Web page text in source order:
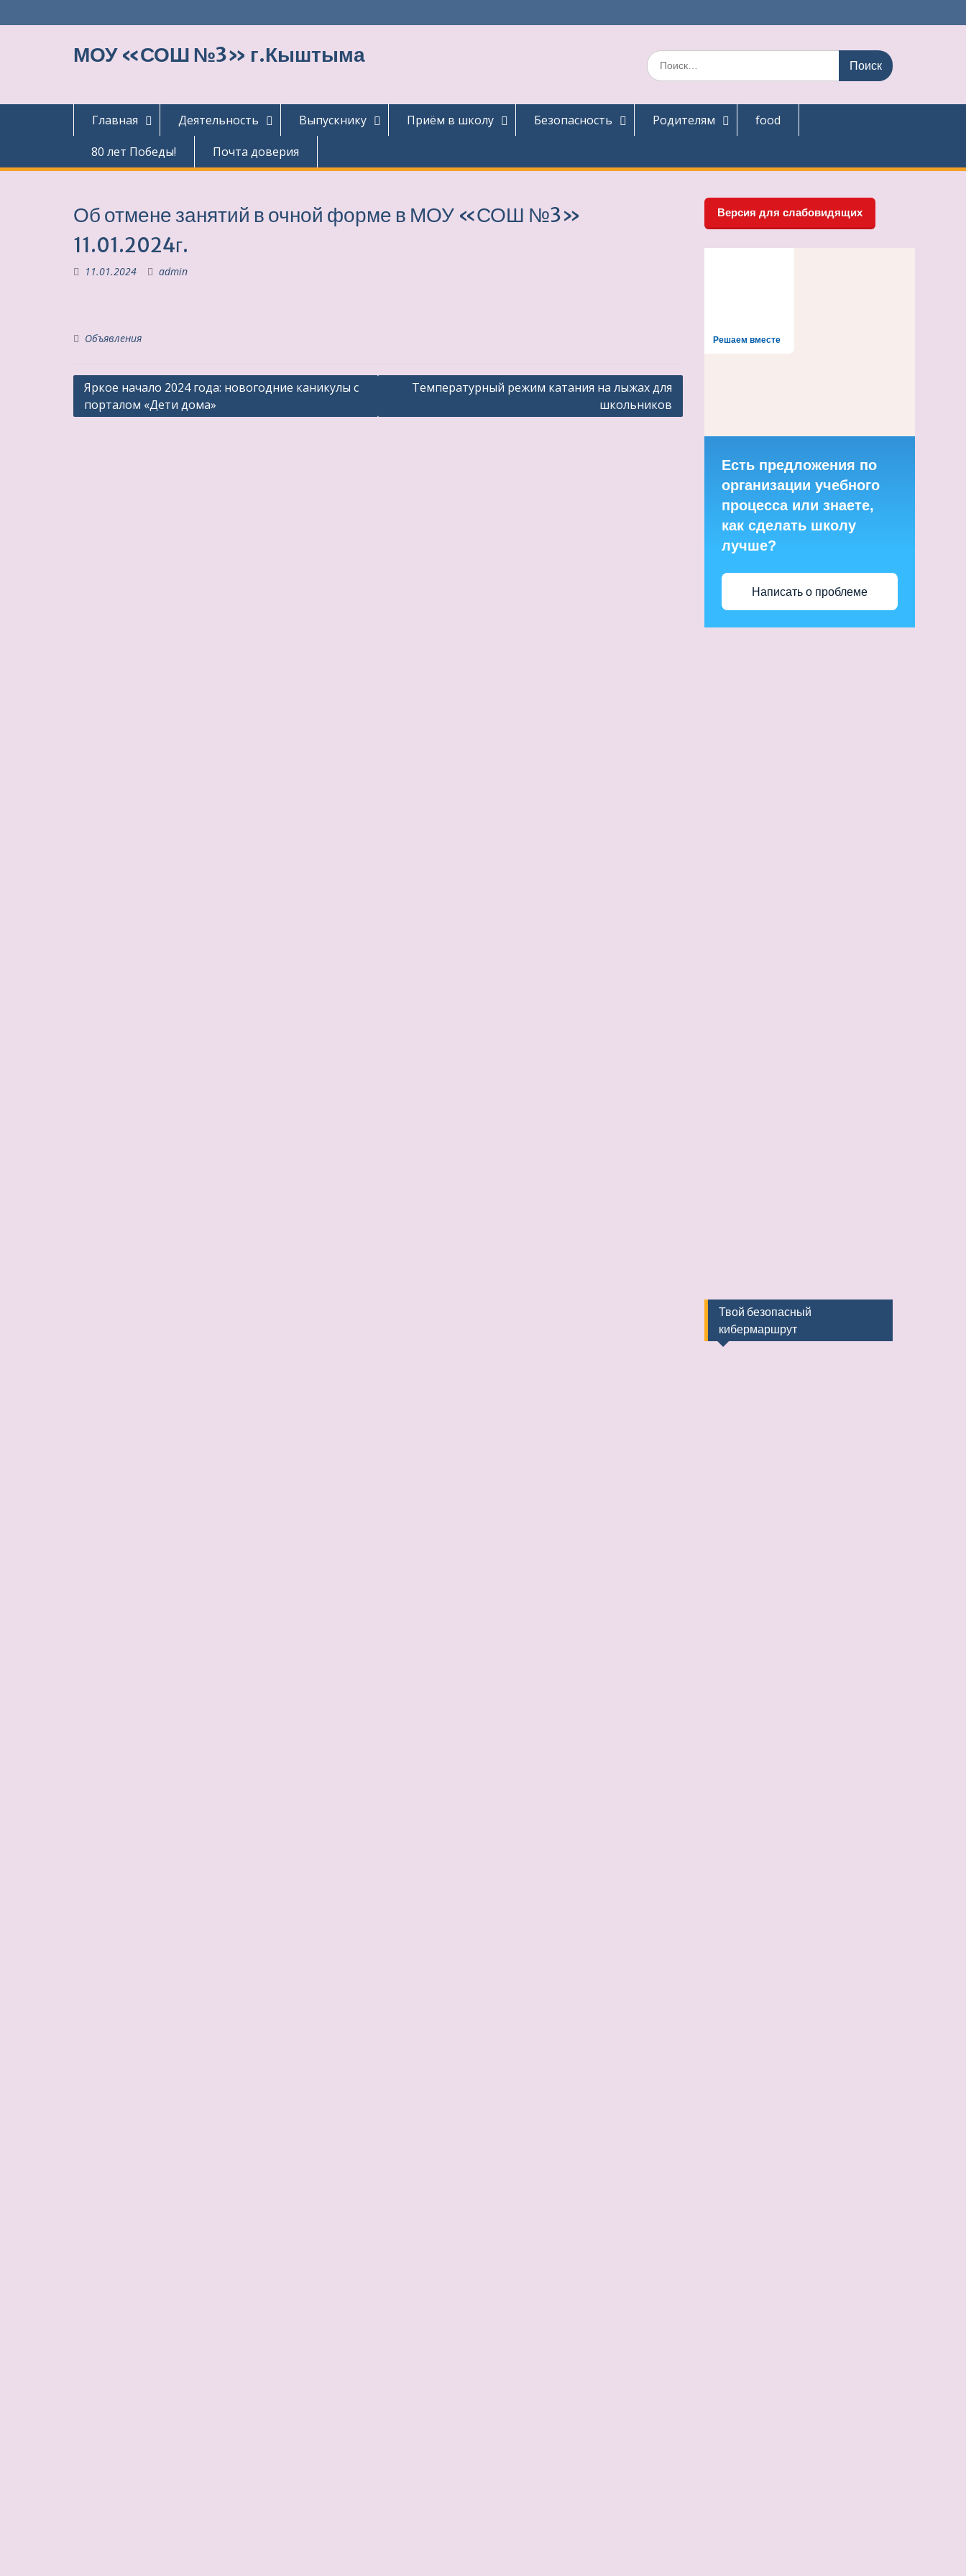
к
МОУ «СОШ №3» г.Кыштыма
Поиск
по:
Главная Деятельность Выпускнику Приём в школу Безопасность Родителям
food
80 лет Победы!
Почта доверия
Об отмене занятий в очной форме в МОУ «СОШ №3»
11.01.2024г.
11.01.2024 admin
Объявления
Навигация
по
Яркое начало 2024 года: новогодние каникулы с
порталом «Дети дома»
Температурный режим катания на лыжах для
школьников
Версия для слабовидящих
Решаем вместе
Есть предложения по
организации учебного
процесса или знаете,
как сделать школу
лучше?
Написать о проблеме
Твой безопасный
кибермаршрут